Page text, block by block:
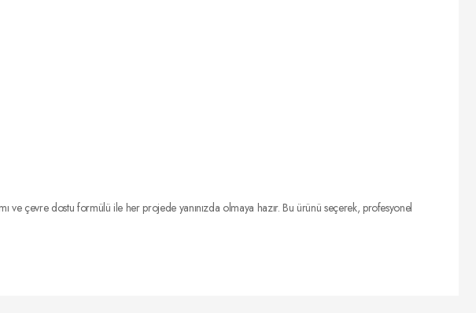
ve çevre dostu formülü ile her projede yanınızda olmaya hazır. Bu ürünü seçerek, profesyonel